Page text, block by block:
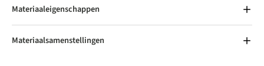
Materiaaleigenschappen
Materiaalsamenstellingen